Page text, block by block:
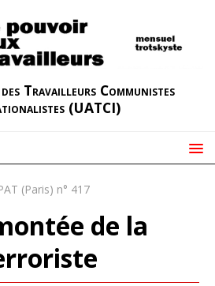
Travailleurs Communistes
(UATCI)
(Paris) n° 417
de la